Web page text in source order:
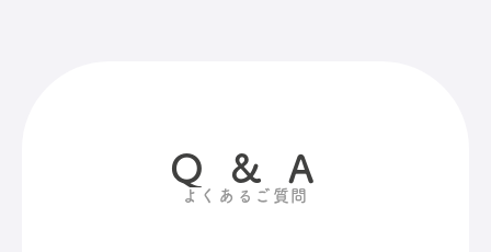
Q & A
よくあるご質問